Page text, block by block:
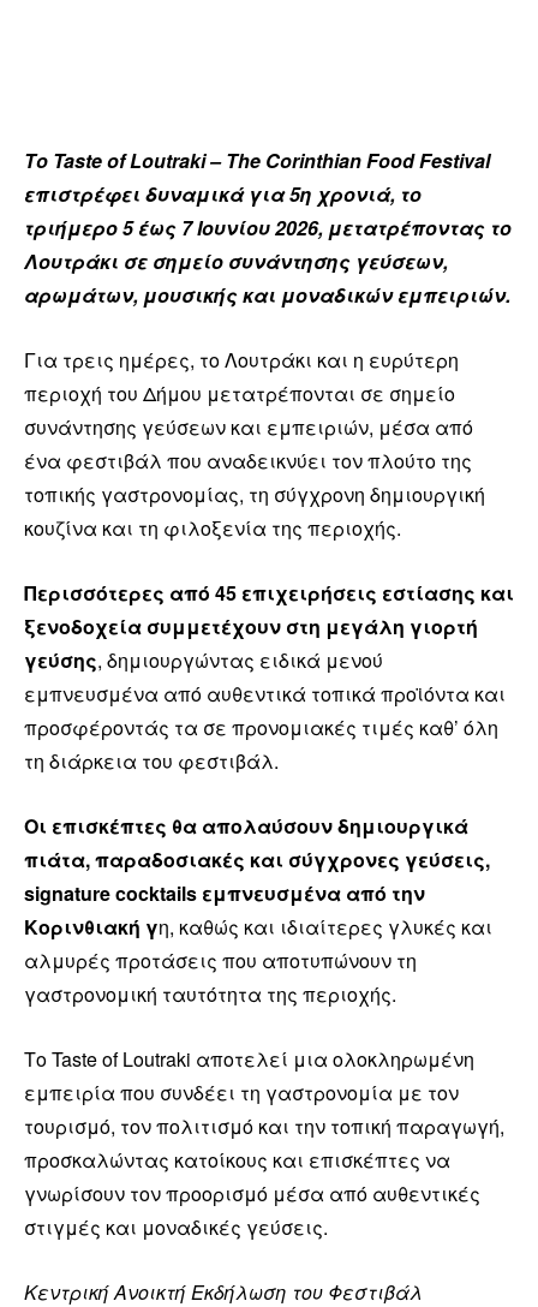
Το Taste of Loutraki – The Corinthian Food Festival
επιστρέφει δυναμικά για 5η χρονιά, το
τριήμερο 5 έως 7 Ιουνίου 2026, μετατρέποντας το
Λουτράκι σε σημείο συνάντησης γεύσεων,
αρωμάτων, μουσικής και μοναδικών εμπειριών.
Για τρεις ημέρες, το Λουτράκι και η ευρύτερη
περιοχή του Δήμου μετατρέπονται σε σημείο
συνάντησης γεύσεων και εμπειριών, μέσα από
ένα φεστιβάλ που αναδεικνύει τον πλούτο της
τοπικής γαστρονομίας, τη σύγχρονη δημιουργική
κουζίνα και τη φιλοξενία της περιοχής.
Περισσότερες από 45 επιχειρήσεις εστίασης και
ξενοδοχεία συμμετέχουν στη μεγάλη γιορτή
γεύσης, δημιουργώντας ειδικά μενού
εμπνευσμένα από αυθεντικά τοπικά προϊόντα και
προσφέροντάς τα σε προνομιακές τιμές καθ’ όλη
τη διάρκεια του φεστιβάλ.
Οι επισκέπτες θα απολαύσουν δημιουργικά
πιάτα, παραδοσιακές και σύγχρονες γεύσεις,
signature cocktails εμπνευσμένα από την
Κορινθιακή γη, καθώς και ιδιαίτερες γλυκές και
αλμυρές προτάσεις που αποτυπώνουν τη
γαστρονομική ταυτότητα της περιοχής.
Το Taste of Loutraki αποτελεί μια ολοκληρωμένη
εμπειρία που συνδέει τη γαστρονομία με τον
τουρισμό, τον πολιτισμό και την τοπική παραγωγή,
προσκαλώντας κατοίκους και επισκέπτες να
γνωρίσουν τον προορισμό μέσα από αυθεντικές
στιγμές και μοναδικές γεύσεις.
Κεντρική Ανοικτή Εκδήλωση του Φεστιβάλ